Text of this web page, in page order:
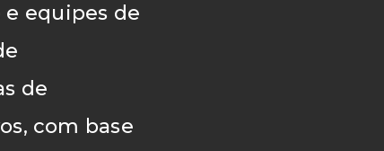
equipes de
de
com base